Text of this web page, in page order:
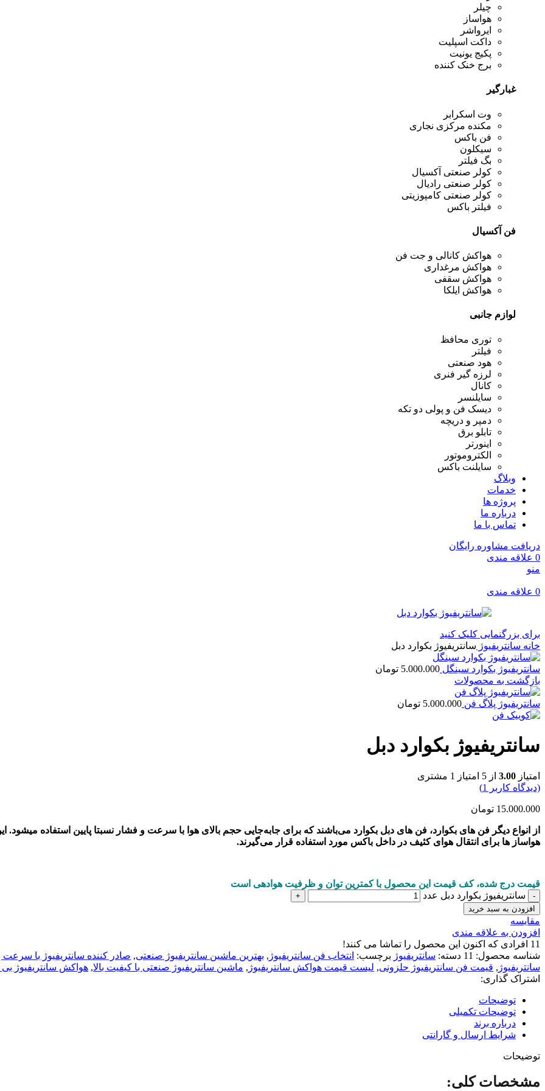
چیلر
هواساز
ایرواشر
داکت اسپلیت
پکیج یونیت
برج خنک کننده
غبارگیر
وت اسکرابر
مکنده مرکزی نجاری
فن باکس
سیکلون
بگ فیلتر
کولر صنعتی آکسیال
کولر صنعتی رادیال
کولر صنعتی کامپوزیتی
فیلتر باکس
فن آکسیال
هواکش کانالی و جت فن
هواکش مرغداری
هواکش سقفی
هواکش ایلکا
لوازم جانبی
توری محافظ
فیلتر
هود صنعتی
لرزه گیر فنری
کانال
سایلنسر
دیسک فن و پولی دو تکه
دمپر و دریچه
تابلو برق
اینورتر
الکتروموتور
سایلنت باکس
وبلاگ
خدمات
پروژه ها
درباره ما
تماس با ما
دریافت مشاوره رایگان
0 علاقه مندی
منو
0 علاقه مندی
برای بزرگنمایی کلیک کنید
خانه سانتریفیوژ سانتریفیوژ بکوارد دبل
سانتریفیوژ بکوارد سینگل 5.000.000 تومان
بازگشت به محصولات
سانتریفیوژ پلاگ فن 5.000.000 تومان
سانتریفیوژ بکوارد دبل
امتیاز 3.00 از 5 امتیاز 1 مشتری
(دیدگاه کاربر
1
)
15.000.000 تومان
از انواع دیگر فن های بکوارد، فن های دبل بکوارد می‌باشند که برای جابه‌جایی حجم بالای هوا با سرعت و فشار نسبتا پایین استفاده
هواساز ها برای انتقال هوای کثیف در داخل باکس مورد استفاده قرار می‌گیرند.
قیمت درج شده، کف قیمت این محصول با کمترین توان و ظرفیت هوادهی است
سانتریفیوژ بکوارد دبل عدد
افزودن به سبد خرید
مقايسه
افزودن به علاقه مندی
11 افرادی که اکنون این محصول را تماشا می کنند!
شناسه محصول: 11 دسته: سانتریفیوژ برچسب: انتخاب فن سانتریفیوژ , بهترین ماشین سانتریفیوژ صنعتی, صادر کننده سانتریفیوژ با سرعت
سانتریفیوژ , قیمت فن سانتریفیوژ حلزونی, لیست قیمت هواکش سانتریفیوژ , ماشین سانتریفیوژ صنعتی با کیفیت بالا, هواکش سانتریفیوژ
اشتراک گذاری:
توضیحات
توضیحات تکمیلی
درباره برند
شرایط ارسال و گارانتی
توضیحات
مشخصات کلی: